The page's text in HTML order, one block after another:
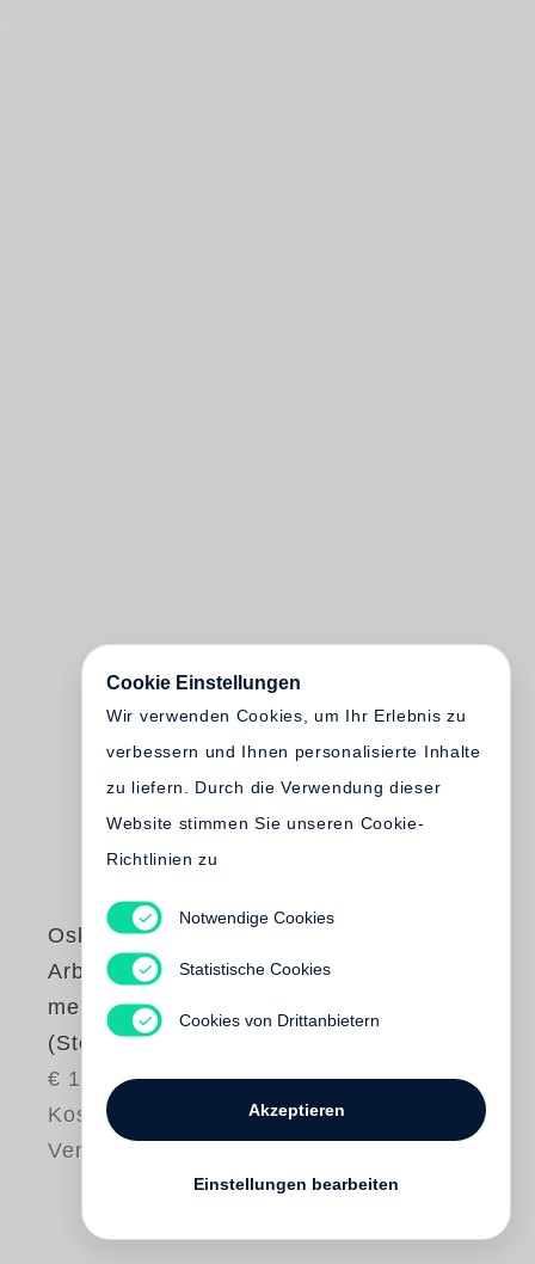
Oskar Negt
Arbeit und
menschliche Würde
(Steidl Pocket)
€ 19.80
Kostenloser
Versand
Cookie Einstellungen
Wir verwenden Cookies, um Ihr Erlebnis zu
verbessern und Ihnen personalisierte Inhalte
zu liefern. Durch die Verwendung dieser
Website stimmen Sie unseren Cookie-
Richtlinien zu
Notwendige Cookies
Statistische Cookies
Cookies von Drittanbietern
Akzeptieren
Einstellungen bearbeiten